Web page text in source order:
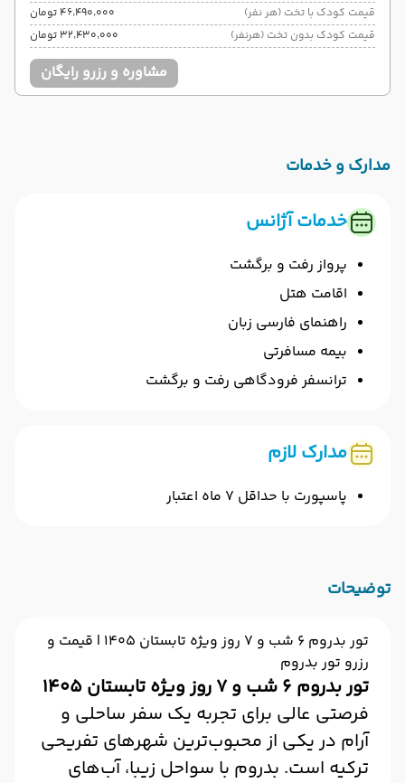
قیمت کودک با تخت (هر نفر)
۴۶٬۴۹۰٬۰۰۰ تومان
قیمت کودک بدون تخت (هرنفر)
۳۲٬۴۳۰٬۰۰۰ تومان
مشاوره و رزرو رایگان
مدارک و خدمات
خدمات آژانس
پرواز رفت و برگشت
اقامت هتل
راهنمای فارسی زبان
بیمه مسافرتی
ترانسفر فرودگاهی رفت و برگشت
مدارک لازم
پاسپورت با حداقل 7 ماه اعتبار
توضیحات
تور بدروم ۶ شب و ۷ روز ویژه تابستان ۱۴۰۵ | قیمت و
رزرو تور بدروم
تور بدروم ۶ شب و ۷ روز ویژه تابستان ۱۴۰۵
فرصتی عالی برای تجربه یک سفر ساحلی و
آرام در یکی از محبوب‌ترین شهرهای تفریحی
ترکیه است. بدروم با سواحل زیبا، آب‌های